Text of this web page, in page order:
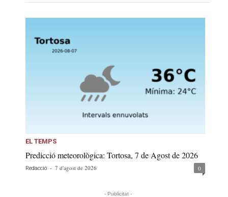
EL TEMPS
Predicció meteorològica: Tortosa, 7 de Agost de 2026
Redacció - 7 d'agost de 2026 0
- Publicitat -